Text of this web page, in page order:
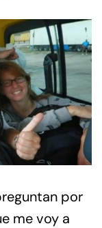
por
me voy a